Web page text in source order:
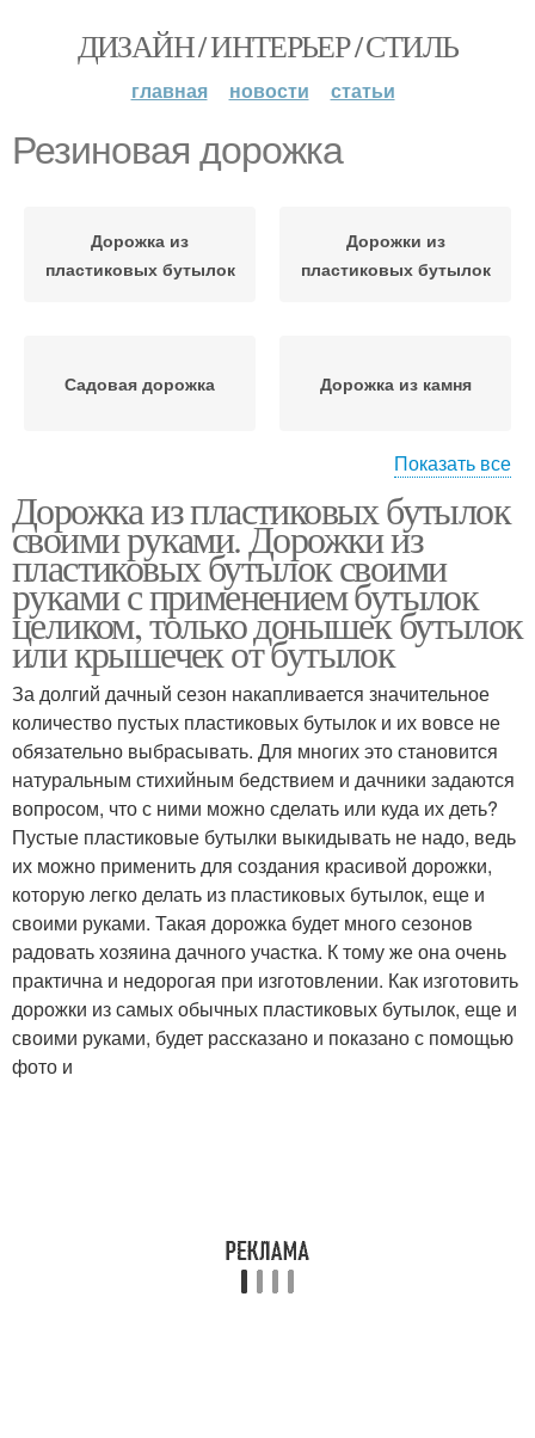
ДИЗАЙН / ИНТЕРЬЕР / СТИЛЬ
главная новости статьи
Резиновая дорожка
Дорожка из
пластиковых бутылок
Дорожки из
пластиковых бутылок
Садовая дорожка Дорожка из камня
Камень для дорожек Дорожки на даче
Садовые дорожки Дорожки из пластика
Дорожка из дерева Дорожки из досок
Дорожки из деревянных
спилов
Дорожки из щепок
Дорожка из старых Дорожки из старых
Показать все
Дорожка из пластиковых бутылок
своими руками. Дорожки из
пластиковых бутылок своими
руками с применением бутылок
целиком, только донышек бутылок
или крышечек от бутылок
За долгий дачный сезон накапливается значительное
количество пустых пластиковых бутылок и их вовсе не
обязательно выбрасывать. Для многих это становится
натуральным стихийным бедствием и дачники задаются
вопросом, что с ними можно сделать или куда их деть?
Пустые пластиковые бутылки выкидывать не надо, ведь
их можно применить для создания красивой дорожки,
которую легко делать из пластиковых бутылок, еще и
своими руками. Такая дорожка будет много сезонов
радовать хозяина дачного участка. К тому же она очень
практична и недорогая при изготовлении. Как изготовить
дорожки из самых обычных пластиковых бутылок, еще и
своими руками, будет рассказано и показано с помощью
фото и